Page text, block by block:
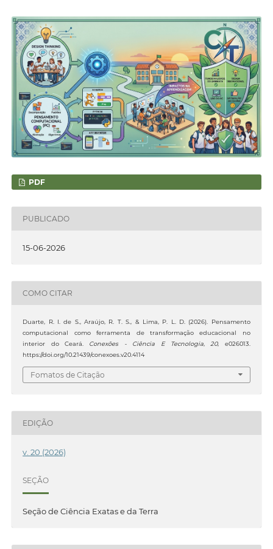
PDF
PUBLICADO
15-06-2026
COMO CITAR
Duarte, R. I. de S., Araújo, R. T. S., & Lima, P. L. D. (2026). Pensamento
computacional como ferramenta de transformação educacional no
interior do Ceará. Conexões - Ciência E Tecnologia, 20, e026013.
https://doi.org/10.21439/conexoes.v20.4114
Fomatos de Citação
EDIÇÃO
v. 20 (2026)
SEÇÃO
Seção de Ciência Exatas e da Terra